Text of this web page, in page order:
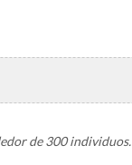
de 300 individuos.